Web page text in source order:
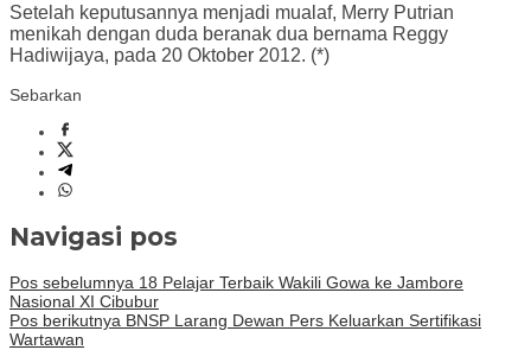
Setelah keputusannya menjadi mualaf, Merry Putrian
menikah dengan duda beranak dua bernama Reggy
Hadiwijaya, pada 20 Oktober 2012. (*)
Sebarkan
Navigasi pos
Pos sebelumnya 18 Pelajar Terbaik Wakili Gowa ke Jambore
Nasional XI Cibubur
Pos berikutnya BNSP Larang Dewan Pers Keluarkan Sertifikasi
Wartawan